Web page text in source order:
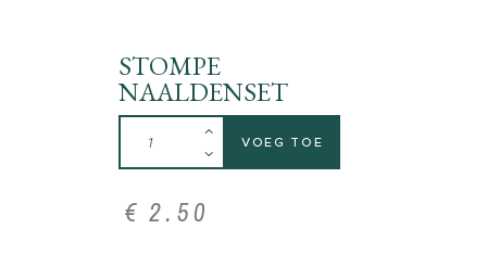
STOMPE
NAALDENSET
VOEG TOE
€ 2. 50